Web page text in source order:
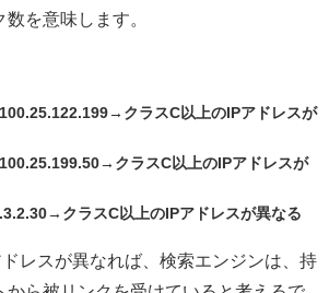
を意味します。
クラスC以上のIPアドレスが
クラスC以上のIPアドレスが
クラスC以上のIPアドレスが異なる
レスが異なれば、検索エンジンは、持